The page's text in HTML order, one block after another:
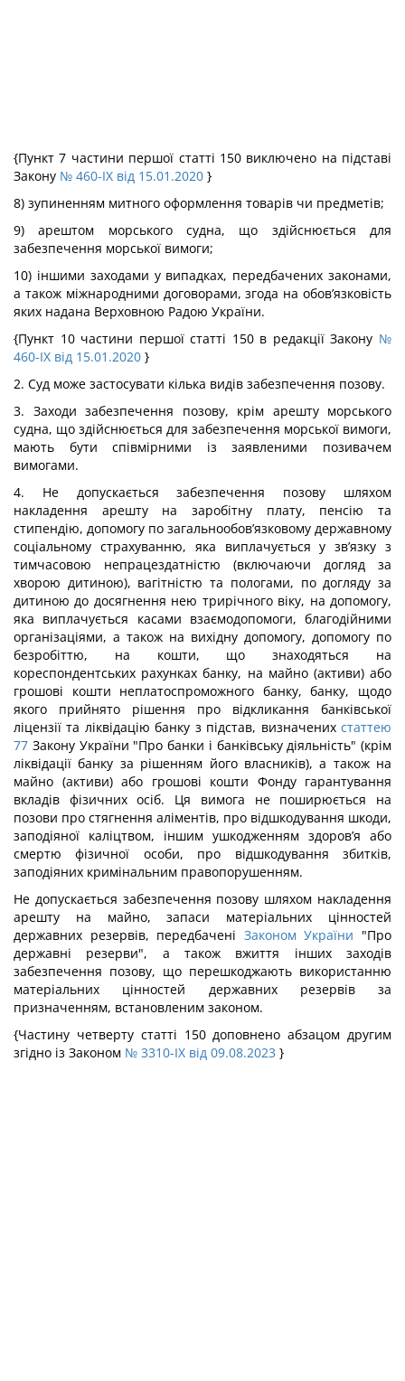
{Пункт 7 частини першої статті 150 виключено на підставі
Закону № 460-IX від 15.01.2020 }
8) зупиненням митного оформлення товарів чи предметів;
9) арештом морського судна, що здійснюється для
забезпечення морської вимоги;
10) іншими заходами у випадках, передбачених законами,
а також міжнародними договорами, згода на обов’язковість
яких надана Верховною Радою України.
{Пункт 10 частини першої статті 150 в редакції Закону №
460-IX від 15.01.2020 }
2. Суд може застосувати кілька видів забезпечення позову.
3. Заходи забезпечення позову, крім арешту морського
судна, що здійснюється для забезпечення морської вимоги,
мають бути співмірними із заявленими позивачем
вимогами.
4. Не допускається забезпечення позову шляхом
накладення арешту на заробітну плату, пенсію та
стипендію, допомогу по загальнообов’язковому державному
соціальному страхуванню, яка виплачується у зв’язку з
тимчасовою непрацездатністю (включаючи догляд за
хворою дитиною), вагітністю та пологами, по догляду за
дитиною до досягнення нею трирічного віку, на допомогу,
яка виплачується касами взаємодопомоги, благодійними
організаціями, а також на вихідну допомогу, допомогу по
безробіттю, на кошти, що знаходяться на
кореспондентських рахунках банку, на майно (активи) або
грошові кошти неплатоспроможного банку, банку, щодо
якого прийнято рішення про відкликання банківської
ліцензії та ліквідацію банку з підстав, визначених статтею
77 Закону України "Про банки і банківську діяльність" (крім
ліквідації банку за рішенням його власників), а також на
майно (активи) або грошові кошти Фонду гарантування
вкладів фізичних осіб. Ця вимога не поширюється на
позови про стягнення аліментів, про відшкодування шкоди,
заподіяної каліцтвом, іншим ушкодженням здоров’я або
смертю фізичної особи, про відшкодування збитків,
заподіяних кримінальним правопорушенням.
Не допускається забезпечення позову шляхом накладення
арешту на майно, запаси матеріальних цінностей
державних резервів, передбачені Законом України "Про
державні резерви", а також вжиття інших заходів
забезпечення позову, що перешкоджають використанню
матеріальних цінностей державних резервів за
призначенням, встановленим законом.
{Частину четверту статті 150 доповнено абзацом другим
згідно із Законом № 3310-IX від 09.08.2023 }